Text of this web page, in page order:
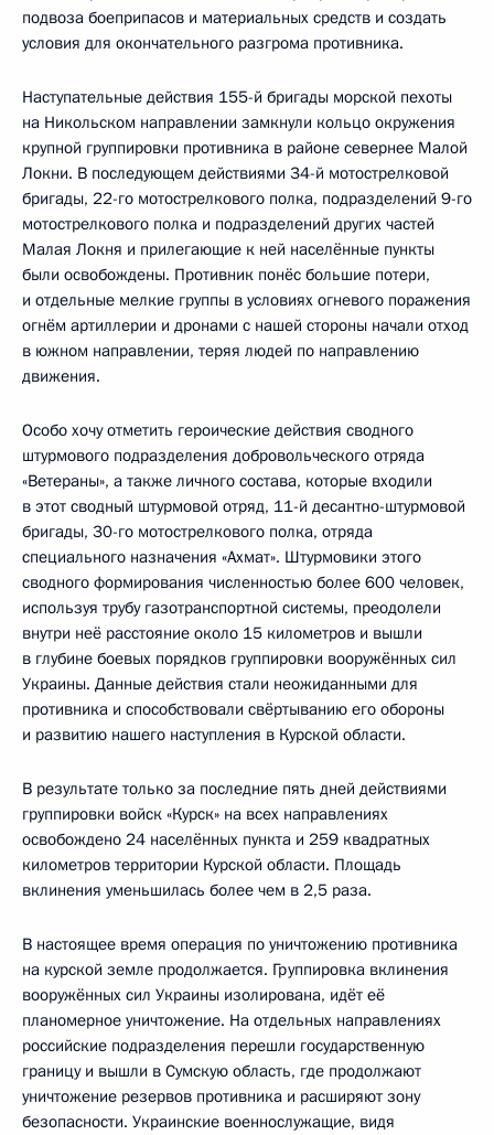
подвоза боеприпасов и материальных средств и создать
условия для окончательного разгрома противника.
Наступательные действия 155-й бригады морской пехоты
на Никольском направлении замкнули кольцо окружения
крупной группировки противника в районе севернее Малой
Локни. В последующем действиями 34-й мотострелковой
бригады, 22-го мотострелкового полка, подразделений 9-го
мотострелкового полка и подразделений других частей
Малая Локня и прилегающие к ней населённые пункты
были освобождены. Противник понёс большие потери,
и отдельные мелкие группы в условиях огневого поражения
огнём артиллерии и дронами с нашей стороны начали отход
в южном направлении, теряя людей по направлению
движения.
Особо хочу отметить героические действия сводного
штурмового подразделения добровольческого отряда
«Ветераны», а также личного состава, которые входили
в этот сводный штурмовой отряд, 11-й десантно-штурмовой
бригады, 30-го мотострелкового полка, отряда
специального назначения «Ахмат». Штурмовики этого
сводного формирования численностью более 600 человек,
используя трубу газотранспортной системы, преодолели
внутри неё расстояние около 15 километров и вышли
в глубине боевых порядков группировки вооружённых сил
Украины. Данные действия стали неожиданными для
противника и способствовали свёртыванию его обороны
и развитию нашего наступления в Курской области.
В результате только за последние пять дней действиями
группировки войск «Курск» на всех направлениях
освобождено 24 населённых пункта и 259 квадратных
километров территории Курской области. Площадь
вклинения уменьшилась более чем в 2,5 раза.
В настоящее время операция по уничтожению противника
на курской земле продолжается. Группировка вклинения
вооружённых сил Украины изолирована, идёт её
планомерное уничтожение. На отдельных направлениях
российские подразделения перешли государственную
границу и вышли в Сумскую область, где продолжают
уничтожение резервов противника и расширяют зону
безопасности. Украинские военнослужащие, видя